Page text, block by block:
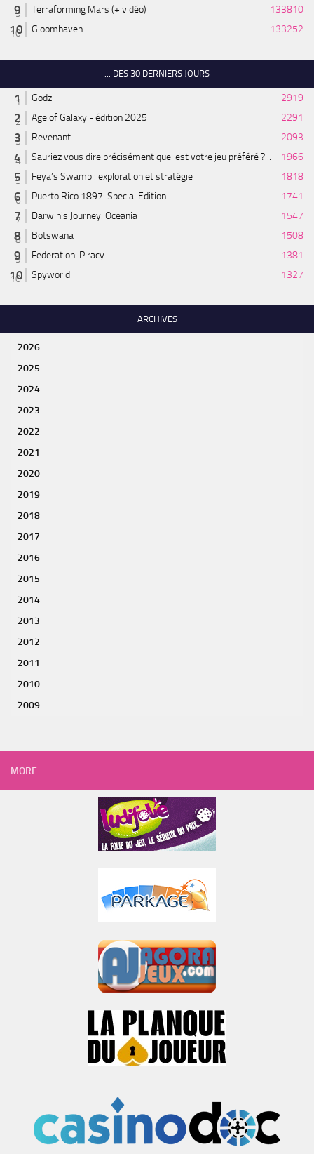
Terraforming Mars (+ vidéo)
133810
Gloomhaven
133252
... DES 30 DERNIERS JOURS
Godz
2919
Age of Galaxy - édition 2025
2291
Revenant
2093
Sauriez vous dire précisément quel est votre jeu préféré ?...
1966
Feya’s Swamp : exploration et stratégie
1818
Puerto Rico 1897: Special Edition
1741
Darwin's Journey: Oceania
1547
Botswana
1508
Federation: Piracy
1381
Spyworld
1327
ARCHIVES
2026
2025
2024
2023
2022
2021
2020
2019
2018
2017
2016
2015
2014
2013
2012
2011
2010
2009
MORE